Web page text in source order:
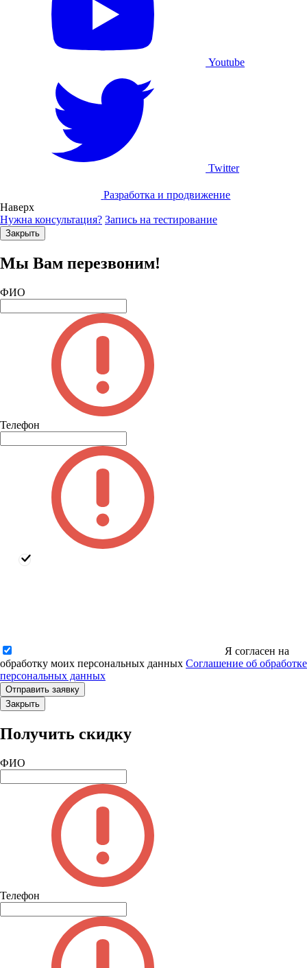
Youtube
Twitter
Разработка и продвижение
Наверх
Нужна консультация? Запись на тестирование
Закрыть
Мы Вам перезвоним!
ФИО
Телефон
Я согласен на
обработку моих персональных данных Соглашение об обработке
персональных данных
Закрыть
Получить скидку
ФИО
Телефон